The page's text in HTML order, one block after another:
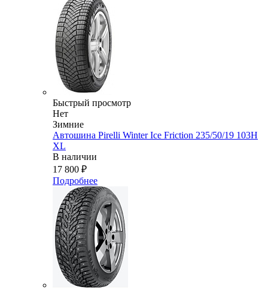
Быстрый просмотр
Нет
Зимние
Автошина Pirelli Winter Ice Friction 235/50/19 103H
XL
В наличии
17 800 ₽
Подробнее